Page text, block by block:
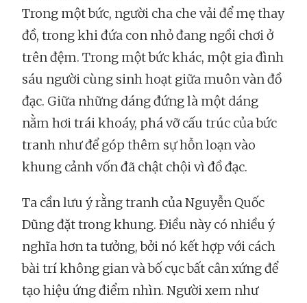
Trong một bức, người cha che vải để mẹ thay
đồ, trong khi đứa con nhỏ đang ngồi chơi ở
trên đệm. Trong một bức khác, một gia đình
sáu người cùng sinh hoạt giữa muôn vàn đồ
đạc. Giữa những dáng đứng là một dáng
nằm hơi trái khoáy, phá vỡ cấu trúc của bức
tranh như để góp thêm sự hỗn loạn vào
khung cảnh vốn đã chật chội vì đồ đạc.
Ta cần lưu ý rằng tranh của Nguyễn Quốc
Dũng đặt trong khung. Điều này có nhiều ý
nghĩa hơn ta tưởng, bởi nó kết hợp với cách
bài trí không gian và bố cục bất cân xứng để
tạo hiệu ứng điểm nhìn. Người xem như